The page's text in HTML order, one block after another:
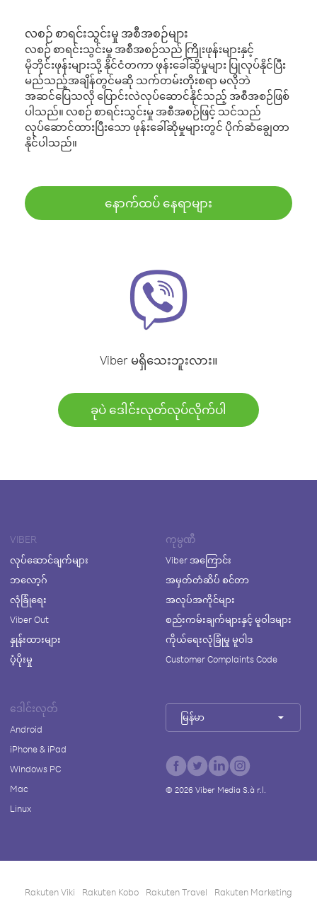
လစဉ် စာရင်းသွင်းမှု အစီအစဉ်များ
လစဉ် စာရင်းသွင်းမှု အစီအစဉ်သည် ကြိုးဖုန်းများနှင့်
မိုဘိုင်းဖုန်းများသို့ နိုင်ငံတကာ ဖုန်းခေါ်ဆိုမှုများ ပြုလုပ်နိုင်ပြီး
မည်သည့်အချိန်တွင်မဆို သက်တမ်းတိုးစရာ မလိုဘဲ
အဆင်ပြေသလို ပြောင်းလဲလုပ်ဆောင်နိုင်သည့် အစီအစဉ်ဖြစ်
ပါသည်။ လစဉ် စာရင်းသွင်းမှု အစီအစဉ်ဖြင့် သင်သည်
လုပ်ဆောင်ထားပြီးသော ဖုန်းခေါ်ဆိုမှုများတွင် ပိုက်ဆံချွေတာ
နိုင်ပါသည်။
နောက်ထပ် နေရာများ
Viber မရှိသေးဘူးလား။
ခုပဲ ဒေါင်းလုတ်လုပ်လိုက်ပါ
VIBER
လုပ်ဆောင်ချက်များ
ဘလော့ဂ်
လုံခြုံရေး
Viber Out
နှုန်းထားများ
ပံ့ပိုးမှု
ကုမ္ပဏီ
Viber အကြောင်း
အမှတ်တံဆိပ် စင်တာ
အလုပ်အကိုင်များ
စည်းကမ်းချက်များနှင့် မူဝါဒများ
ကိုယ်ရေးလုံခြုံမှု မူဝါဒ
Customer Complaints Code
ဒေါင်းလုတ်
Android
iPhone & iPad
Windows PC
Mac
Linux
မြန်မာ
© 2026Viber Media S.à r.l.
Rakuten Viki Rakuten Kobo Rakuten Travel Rakuten Marketing